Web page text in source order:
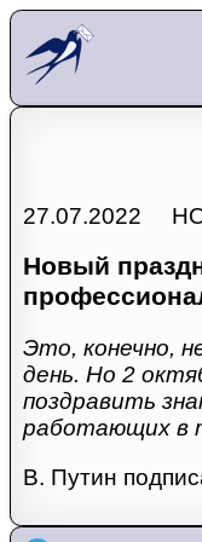
27.07.2022
Новый
Это, конечно,
день. Но 2
поздравить
работающих в
В. Путин